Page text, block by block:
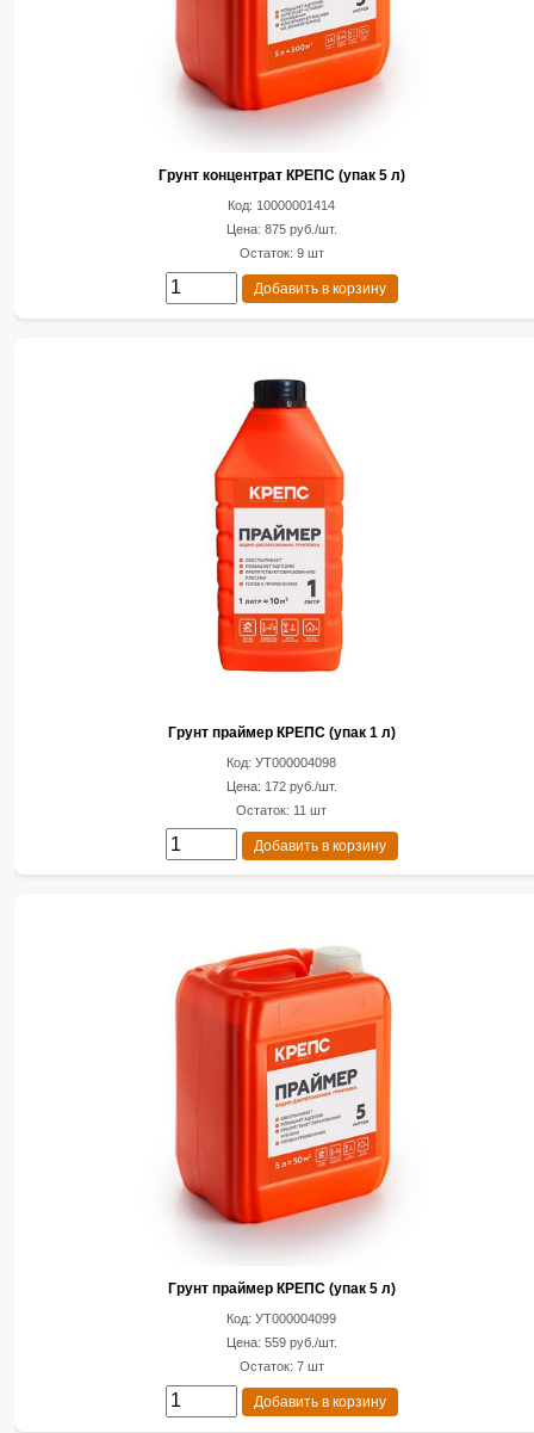
Грунт концентрат КРЕПС (упак 5 л)
Код: 10000001414
Цена: 875 руб./шт.
Остаток: 9 шт
Добавить в корзину
Грунт праймер КРЕПС (упак 1 л)
Код: УТ000004098
Цена: 172 руб./шт.
Остаток: 11 шт
Добавить в корзину
Грунт праймер КРЕПС (упак 5 л)
Код: УТ000004099
Цена: 559 руб./шт.
Остаток: 7 шт
Добавить в корзину